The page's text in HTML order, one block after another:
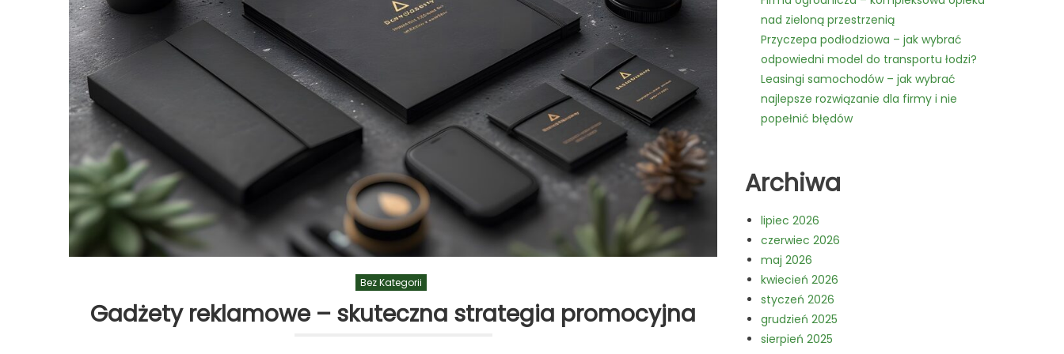
Bez Kategorii
Gadżety reklamowe – skuteczna strategia promocyjna
nad zieloną przestrzenią
Przyczepa podłodziowa – jak wybrać
odpowiedni model do transportu łodzi?
Leasingi samochodów – jak wybrać
najlepsze rozwiązanie dla firmy i nie
popełnić błędów
Archiwa
lipiec 2026
czerwiec 2026
maj 2026
kwiecień 2026
styczeń 2026
grudzień 2025
sierpień 2025